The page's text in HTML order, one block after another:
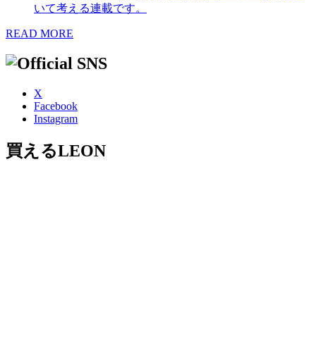
いて考える連載です。
READ MORE
X
Facebook
Instagram
買えるLEON